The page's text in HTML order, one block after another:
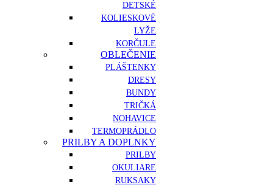
DETSKÉ
KOLIESKOVÉ
LYŽE
KORČULE
OBLEČENIE
PLÁŠTENKY
DRESY
BUNDY
TRIČKÁ
NOHAVICE
TERMOPRÁDLO
PRILBY A DOPLNKY
PRILBY
OKULIARE
RUKSAKY